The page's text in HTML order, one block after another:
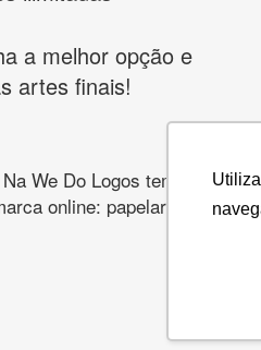
a melhor opção e
artes finais!
Na We Do Logos temos os
online: papelaria,